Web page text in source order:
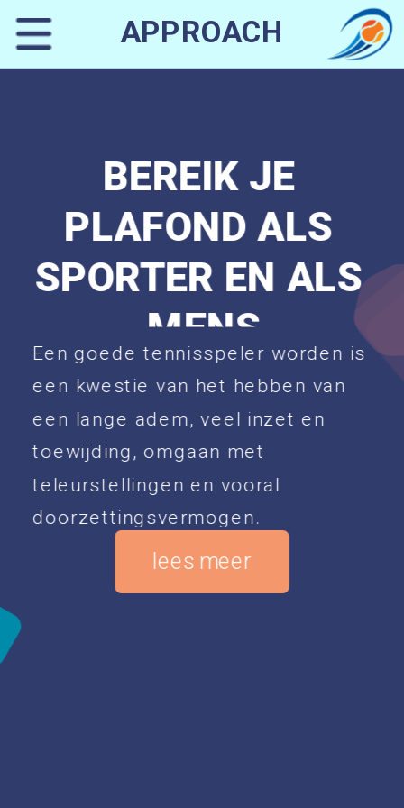
lees meer
BEREIK JE
PLAFOND ALS
SPORTER EN ALS
MENS
Een goede tennisspeler worden is
een kwestie van het hebben van
een lange adem, veel inzet en
toewijding, omgaan met
teleurstellingen en vooral
doorzettingsvermogen.
APPROACH